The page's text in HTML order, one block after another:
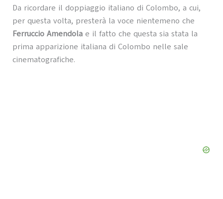
Da ricordare il doppiaggio italiano di Colombo, a cui,
per questa volta, presterà la voce nientemeno che
Ferruccio Amendolae il fatto che questa sia stata la
prima apparizione italiana di Colombo nelle sale
cinematografiche.